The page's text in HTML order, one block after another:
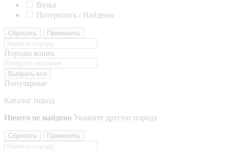
Вязка
Потерялись / Найдены
Сбросить Применить
Породы кошек
Выбрать все
Популярные
Каталог пород
Ничего не найдено Укажите другую породу
Сбросить Применить